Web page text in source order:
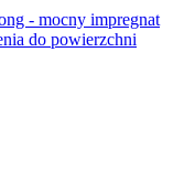
- mocny impregnat
do powierzchni